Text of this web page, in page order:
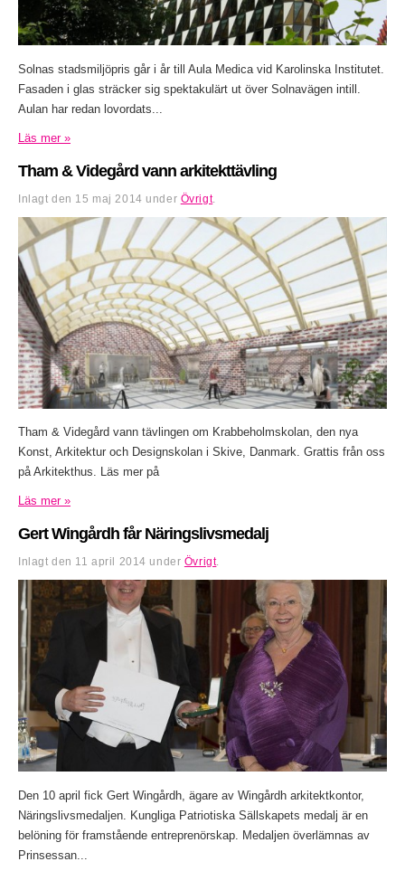
Solnas stadsmiljöpris går i år till Aula Medica vid Karolinska Institutet.
Fasaden i glas sträcker sig spektakulärt ut över Solnavägen intill.
Aulan har redan lovordats...
Läs mer »
Tham & Videgård vann arkitekttävling
Inlagt den 15 maj 2014 under Övrigt.
Tham & Videgård vann tävlingen om Krabbeholmskolan, den nya
Konst, Arkitektur och Designskolan i Skive, Danmark. Grattis från oss
på Arkitekthus. Läs mer på
Läs mer »
Gert Wingårdh får Näringslivsmedalj
Inlagt den 11 april 2014 under Övrigt.
Den 10 april fick Gert Wingårdh, ägare av Wingårdh arkitektkontor,
Näringslivsmedaljen. Kungliga Patriotiska Sällskapets medalj är en
belöning för framstående entreprenörskap. Medaljen överlämnas av
Prinsessan...